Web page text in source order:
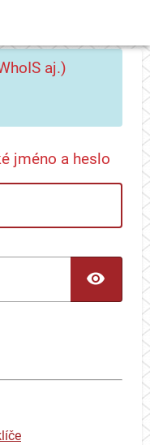
aj.)
jméno a heslo